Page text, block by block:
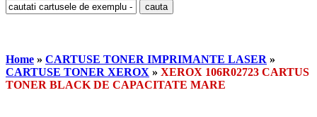
Home » CARTUSE TONER IMPRIMANTE LASER »
CARTUSE TONER XEROX » XEROX 106R02723 CARTUS
TONER BLACK DE CAPACITATE MARE